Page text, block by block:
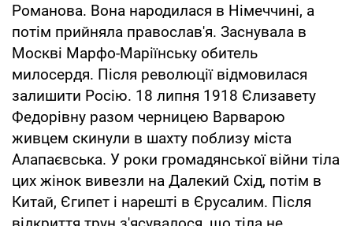
Романова. Вона народилася в Німеччині, а
потім прийняла православ'я. Заснувала в
Москві Марфо-Маріїнську обитель
милосердя. Після революції відмовилася
залишити Росію. 18 липня 1918 Єлизавету
Федорівну разом черницею Варварою
живцем скинули в шахту поблизу міста
Алапаєвська. У роки громадянської війни тіла
цих жінок вивезли на Далекий Схід, потім в
Китай, Єгипет і нарешті в Єрусалим. Після